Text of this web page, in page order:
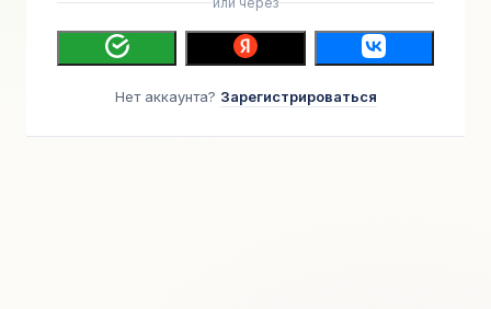
Нет аккаунта? Зарегистрироваться